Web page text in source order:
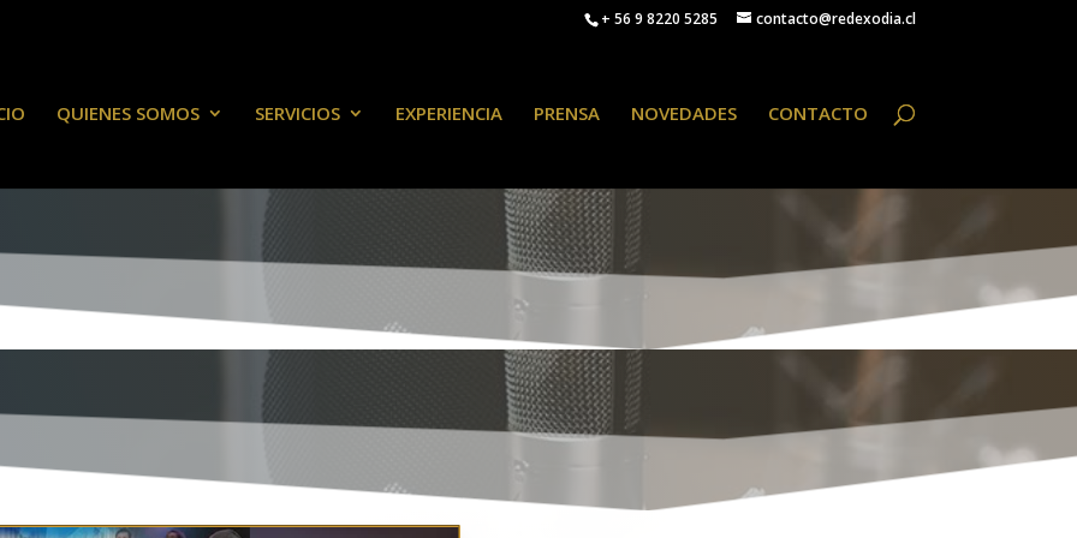
+ 56 9 8220 5285 contacto@redexodia.cl
QUIENES SOMOS SERVICIOS EXPERIENCIA PRENSA NOVEDADES CONTACTO